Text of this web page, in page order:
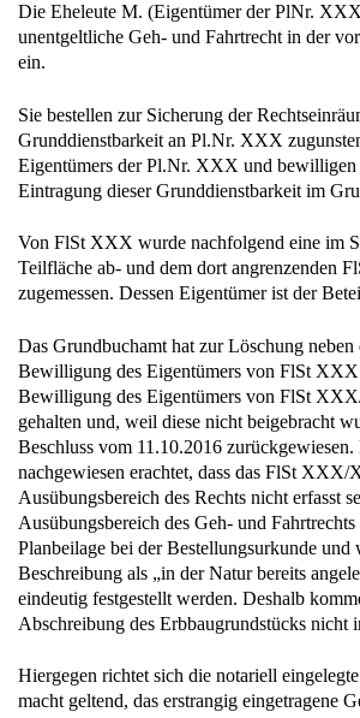
Die Eheleute M. (Eigentümer der PlNr.
unentgeltliche Geh- und Fahrtrecht in der
ein.
Sie bestellen zur Sicherung der
Grunddienstbarkeit an Pl.Nr. XXX
Eigentümers der Pl.Nr. XXX und bewilligen
Eintragung dieser Grunddienstbarkeit im
Von FlSt XXX wurde nachfolgend eine im
Teilfläche ab- und dem dort angrenzenden
zugemessen. Dessen Eigentümer ist der
Das Grundbuchamt hat zur Löschung neben
Bewilligung des Eigentümers von FlSt XXX
Bewilligung des Eigentümers von FlSt
gehalten und, weil diese nicht beigebracht
Beschluss vom 11.10.2016 zurückgewiesen.
nachgewiesen erachtet, dass das FlSt XXX/
Ausübungsbereich des Rechts nicht erfasst
Ausübungsbereich des Geh- und
Planbeilage bei der Bestellungsurkunde und
Beschreibung als „in der Natur bereits
eindeutig festgestellt werden. Deshalb
Abschreibung des Erbbaugrundstücks nicht
Hiergegen richtet sich die notariell
macht geltend, das erstrangig eingetragene